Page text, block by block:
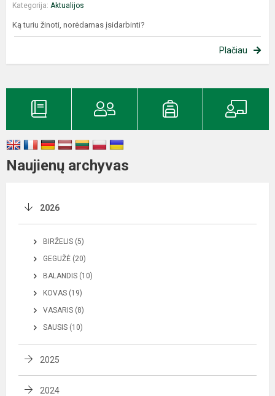
Kategorija: Aktualijos
Ką turiu žinoti, norėdamas įsidarbinti?
Plačiau
Naujienų archyvas
2026
BIRŽELIS (5)
GEGUŽĖ (20)
BALANDIS (10)
KOVAS (19)
VASARIS (8)
SAUSIS (10)
2025
2024